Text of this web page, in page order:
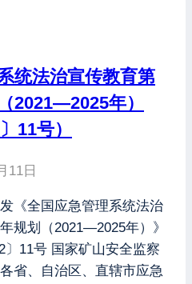
统法治宣传教育第
2021—2025年）
11号）
11日
《全国应急管理系统法治
规划（2021—2025年）》
〕11号 国家矿山安全监察
省、自治区、直辖市应急